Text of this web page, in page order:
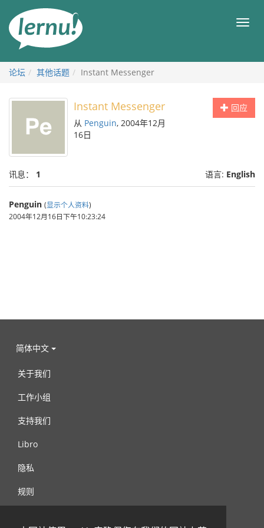
目
论坛 其他话题 Instant Messenger
回应
Instant Messenger
从 Penguin, 2004年12月
16日
讯息： 1 语言: English
Penguin (显示个人资料)
2004年12月16日下午10:23:24
简体中文
关于我们
工作小组
支持我们
Libro
隐私
规则